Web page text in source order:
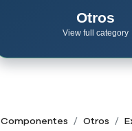
Otros
View full category
Componentes Otros